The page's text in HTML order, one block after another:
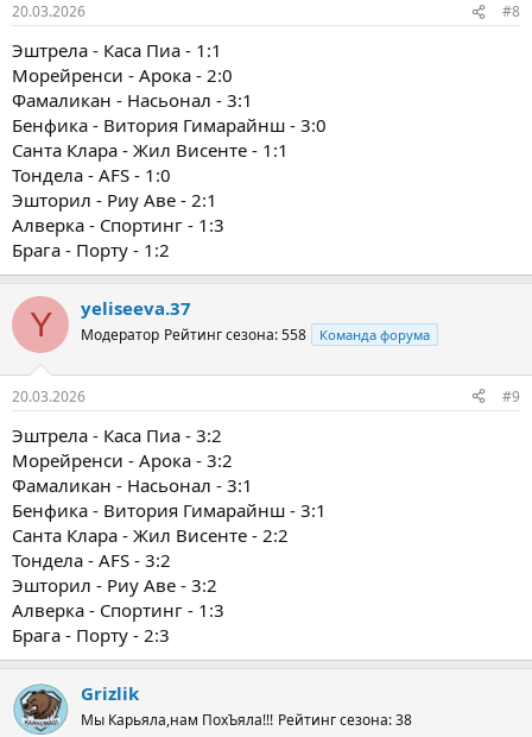
20.03.2026 #8
Эштрела - Каса Пиа - 1:1
Морейренси - Арока - 2:0
Фамаликан - Насьонал - 3:1
Бенфика - Витория Гимарайнш - 3:0
Санта Клара - Жил Висенте - 1:1
Тондела - AFS - 1:0
Эшторил - Риу Аве - 2:1
Алверка - Спортинг - 1:3
Брага - Порту - 1:2
Y yeliseeva.37
Модератор Рейтинг сезона: 558 Команда форума
20.03.2026 #9
Эштрела - Каса Пиа - 3:2
Морейренси - Арока - 3:2
Фамаликан - Насьонал - 3:1
Бенфика - Витория Гимарайнш - 3:1
Санта Клара - Жил Висенте - 2:2
Тондела - AFS - 3:2
Эшторил - Риу Аве - 3:2
Алверка - Спортинг - 1:3
Брага - Порту - 2:3
Grizlik
Мы Карьяла,нам ПохЪяла!!! Рейтинг сезона: 38